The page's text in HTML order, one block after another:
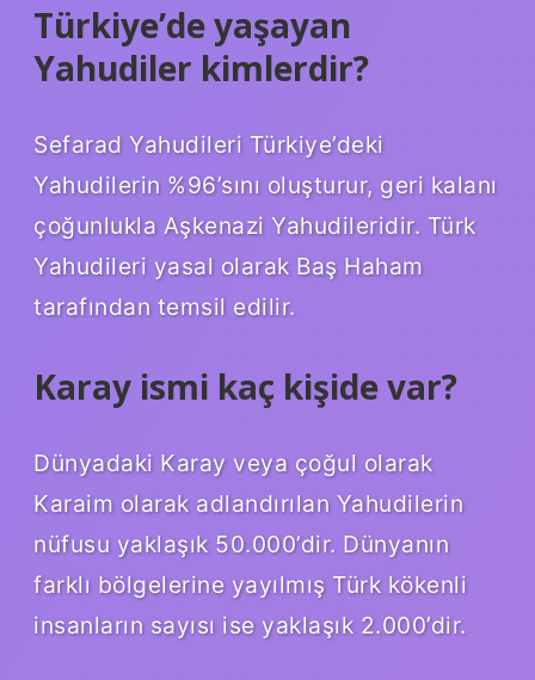
Türkiye’de yaşayan
Yahudiler kimlerdir?
Sefarad Yahudileri Türkiye’deki
Yahudilerin %96’sını oluşturur, geri kalanı
çoğunlukla Aşkenazi Yahudileridir. Türk
Yahudileri yasal olarak Baş Haham
tarafından temsil edilir.
Karay ismi kaç kişide var?
Dünyadaki Karay veya çoğul olarak
Karaim olarak adlandırılan Yahudilerin
nüfusu yaklaşık 50.000’dir. Dünyanın
farklı bölgelerine yayılmış Türk kökenli
insanların sayısı ise yaklaşık 2.000’dir.